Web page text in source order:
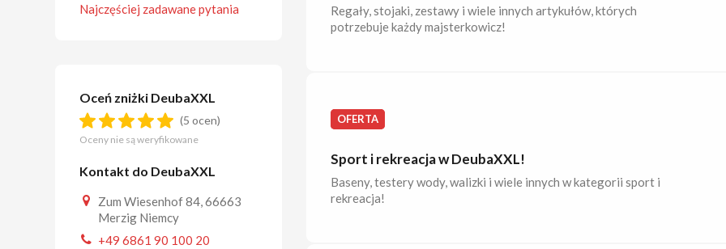
Najczęściej zadawane pytania
Oceń zniżki DeubaXXL
(5 ocen)
Oceny nie są weryfikowane
Kontakt do DeubaXXL
Zum Wiesenhof 84, 66663
Merzig Niemcy
+49 6861 90 100 20
Regały, stojaki, zestawy i wiele innych artykułów, których
potrzebuje każdy majsterkowicz!
OFERTA
Sport i rekreacja w DeubaXXL!
Baseny, testery wody, walizki i wiele innych w kategorii sport i
rekreacja!